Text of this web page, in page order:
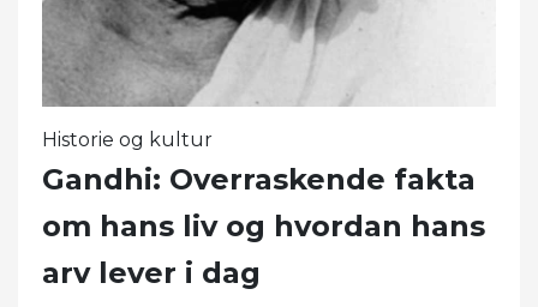
Historie og kultur
Gandhi: Overraskende fakta
om hans liv og hvordan hans
arv lever i dag